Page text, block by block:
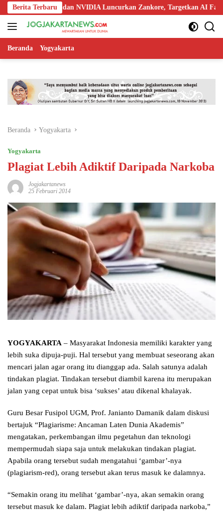
Langsung
ke
konten
Berita Terbaru
Nokia, dan NVIDIA Luncurkan Zankore, Targetkan AI Factory 1 GW
Beranda Yogyakarta
Beranda Yogyakarta
Yogyakarta
Plagiat Lebih Adiktif Daripada Narkoba
Jogjakartanews
25 Februari 2014
YOGYAKARTA – Masyarakat Indonesia memiliki karakter yang
lebih suka dipuja-puji. Hal tersebut yang membuat seseorang akan
mencari jalan agar orang itu dianggap ada. Salah satunya adalah
tindakan plagiat. Tindakan tersebut diambil karena itu merupakan
jalan yang cepat untuk bisa ‘sukses’ atau dikenal khalayak.
Guru Besar Fusipol UGM, Prof. Janianto Damanik dalam diskusi
bertajuk “Plagiarisme: Ancaman Laten Dunia Akademis”
mengatakan, perkembangan ilmu pegetahun dan teknologi
mempermudah siapa saja untuk melakukan tindakan plagiat.
Apabila orang tersebut sudah mengatahui ‘gambar’-nya
(plagiarism-red), orang tersebut akan terus masuk ke dalamnya.
“Semakin orang itu melihat ‘gambar’-nya, akan semakin orang
tersebut masuk ke dalam. Plagiat lebih adiktif daripada narkoba,”